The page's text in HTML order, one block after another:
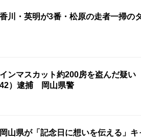
川・英明が3番・松原の走者一掃の
ンマスカット約200房を盗んだ疑
）逮捕 岡山県警
山県が「記念日に想いを伝える」キ